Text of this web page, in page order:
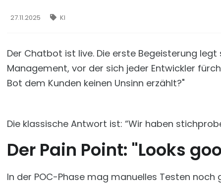
27.11.2025 KI
Der Chatbot ist live. Die erste Begeisterung
Management, vor der sich jeder Entwickler
Bot dem Kunden keinen Unsinn erzählt?"
Die klassische Antwort ist: “Wir haben
Der Pain Point: "Looks
In der POC-Phase mag manuelles Testen